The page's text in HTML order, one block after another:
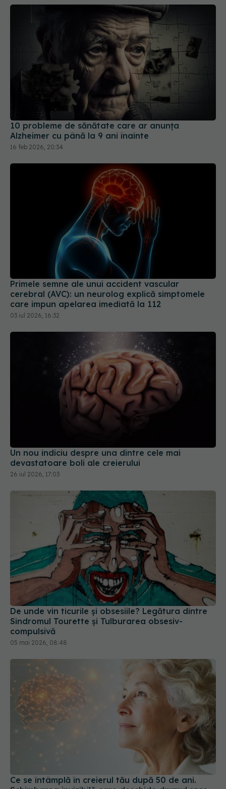
10 probleme de sănătate care ar anunța
Alzheimer cu până la 9 ani înainte
16 feb 2026, 20:34
Primele semne ale unui accident vascular
cerebral (AVC): un neurolog explică simptomele
care impun apelarea imediată la 112
03 iul 2026, 16:32
Un nou indiciu despre una dintre cele mai
devastatoare boli ale creierului
26 iul 2026, 17:03
De unde vin ticurile și obsesiile? Legătura dintre
Sindromul Tourette și Tulburarea obsesiv-
compulsivă
05 mai 2026, 08:48
Ce se întâmplă în creierul tău după 50 de ani.